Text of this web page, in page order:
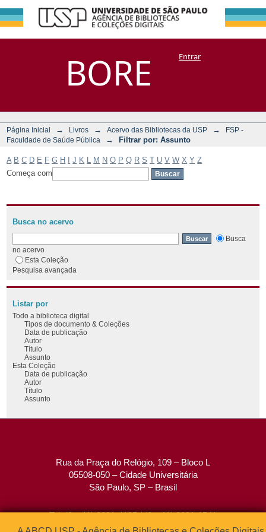
BORE
Filtrar por:
Assunto
DSpace/Manakin + CoriscoEntrar
Página Inicial → Livros → Acervo das Bibliotecas da USP →
FSP -
Faculdade de Saúde Pública
→ Filtrar por: Assunto
A B C D E F G H J K M N O P Q R S T U V W X Y Z
Começa com
Busca no acervo
Busca
no acervo
Esta Coleção
Pesquisa avançada
Listar por
Todo a biblioteca digital
Tipos de documento & Coleções
Data de publicação
Autor
Título
Assunto
Esta Coleção
Data de publicação
Autor
Título
Assunto
Rua da Praça do Relógio, 109 – Bloco L
05508-050 – Cidade Universitária
São Paulo, SP – Brasil
Tel: (0xx11) 3091-4195 / (0xx11) 3091-1541
Fax: (0xx11) 3091-1567